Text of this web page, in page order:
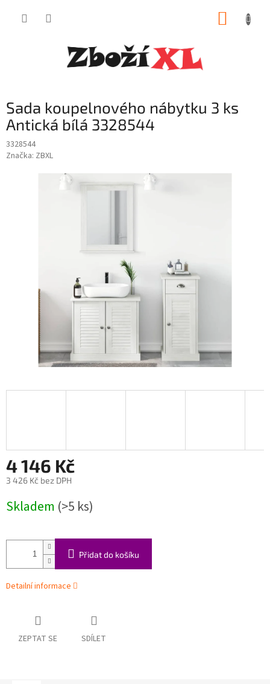
Sada koupelnového nábytku 3 ks
Antická bílá 3328544
3328544
Značka: ZBXL
4 146 Kč
3 426 Kč bez DPH
cena:
Skladem (>5 ks)
Přidat do košíku
Detailní informace
ZEPTAT SE SDÍLET